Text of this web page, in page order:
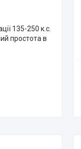
135-250 к.с.
простота в